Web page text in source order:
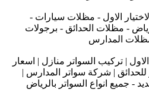
الاول - مظلات سيارات -
- مظلات الحدائق - برجولات
المدارس
| تركيب السواتر منازل | اسعار
للحدائق | شركة سواتر المدارس |
- جميع انواع السواتر بالرياض